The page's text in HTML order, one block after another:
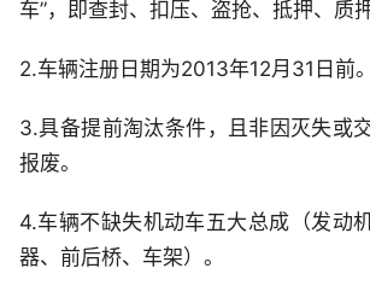
车”，即查封、扣压、盗抢、抵押、质押
2.车辆注册日期为2013年12月31日前。
3.具备提前淘汰条件，且非因灭失或
报废。
4.车辆不缺失机动车五大总成（发动
器、前后桥、车架）。